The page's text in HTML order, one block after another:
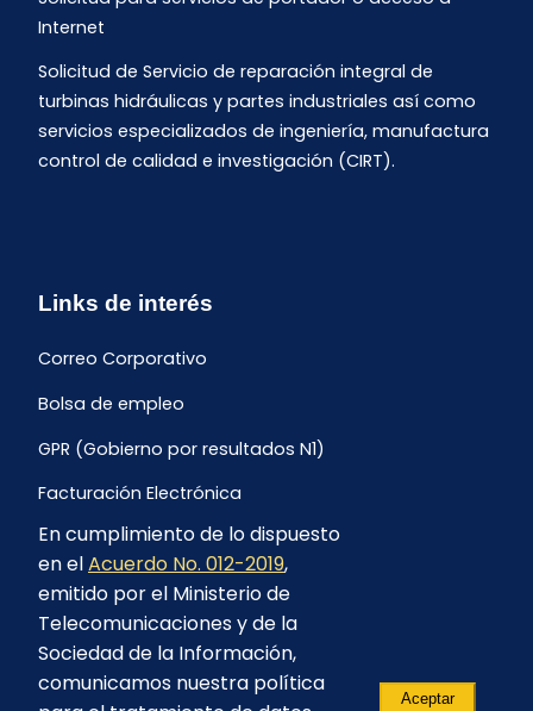
Internet
Solicitud de Servicio de reparación integral de
turbinas hidráulicas y partes industriales así como
servicios especializados de ingeniería, manufactura
control de calidad e investigación (CIRT).
Links de interés
Correo Corporativo
Bolsa de empleo
GPR (Gobierno por resultados N1)
Facturación Electrónica
Archivo Histórico de Facturación
Portal Ambiental y Social
Proyecto Geotérmico Chachimbiro
Contratación consultoría mediante “Lista Corta”
En cumplimiento de lo dispuesto
en elAcuerdo No. 012-2019,
emitido por el Ministerio de
Telecomunicaciones y de la
Sociedad de la Información,
comunicamos nuestra política
Aceptar